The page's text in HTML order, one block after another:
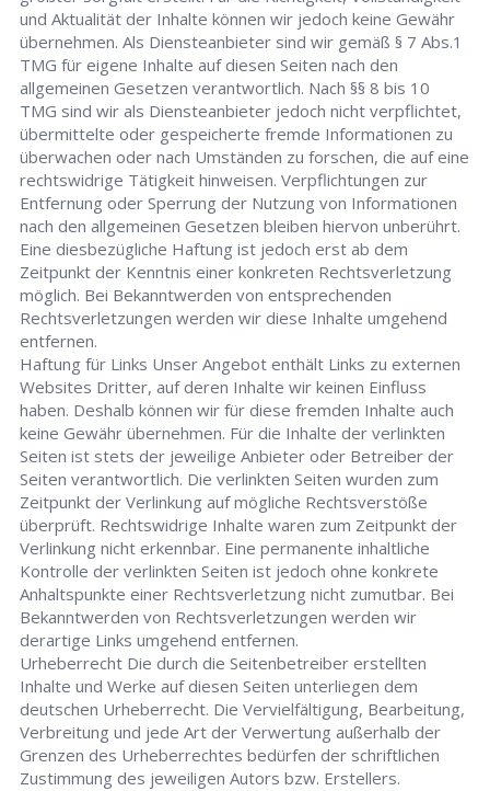
und Aktualität der Inhalte können wir jedoch keine Gewähr
übernehmen. Als Diensteanbieter sind wir gemäß § 7 Abs.1
TMG für eigene Inhalte auf diesen Seiten nach den
allgemeinen Gesetzen verantwortlich. Nach §§ 8 bis 10
TMG sind wir als Diensteanbieter jedoch nicht verpflichtet,
übermittelte oder gespeicherte fremde Informationen zu
überwachen oder nach Umständen zu forschen, die auf eine
rechtswidrige Tätigkeit hinweisen. Verpflichtungen zur
Entfernung oder Sperrung der Nutzung von Informationen
nach den allgemeinen Gesetzen bleiben hiervon unberührt.
Eine diesbezügliche Haftung ist jedoch erst ab dem
Zeitpunkt der Kenntnis einer konkreten Rechtsverletzung
möglich. Bei Bekanntwerden von entsprechenden
Rechtsverletzungen werden wir diese Inhalte umgehend
entfernen.
Haftung für Links Unser Angebot enthält Links zu externen
Websites Dritter, auf deren Inhalte wir keinen Einfluss
haben. Deshalb können wir für diese fremden Inhalte auch
keine Gewähr übernehmen. Für die Inhalte der verlinkten
Seiten ist stets der jeweilige Anbieter oder Betreiber der
Seiten verantwortlich. Die verlinkten Seiten wurden zum
Zeitpunkt der Verlinkung auf mögliche Rechtsverstöße
überprüft. Rechtswidrige Inhalte waren zum Zeitpunkt der
Verlinkung nicht erkennbar. Eine permanente inhaltliche
Kontrolle der verlinkten Seiten ist jedoch ohne konkrete
Anhaltspunkte einer Rechtsverletzung nicht zumutbar. Bei
Bekanntwerden von Rechtsverletzungen werden wir
derartige Links umgehend entfernen.
Urheberrecht Die durch die Seitenbetreiber erstellten
Inhalte und Werke auf diesen Seiten unterliegen dem
deutschen Urheberrecht. Die Vervielfältigung, Bearbeitung,
Verbreitung und jede Art der Verwertung außerhalb der
Grenzen des Urheberrechtes bedürfen der schriftlichen
Zustimmung des jeweiligen Autors bzw. Erstellers.